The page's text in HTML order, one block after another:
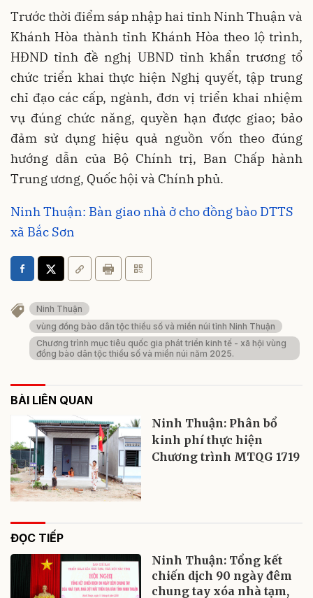
Trước thời điểm sáp nhập hai tỉnh Ninh Thuận và
Khánh Hòa thành tỉnh Khánh Hòa theo lộ trình,
HĐND tỉnh đề nghị UBND tỉnh khẩn trương tổ
chức triển khai thực hiện Nghị quyết, tập trung
chỉ đạo các cấp, ngành, đơn vị triển khai nhiệm
vụ đúng chức năng, quyền hạn được giao; bảo
đảm sử dụng hiệu quả nguồn vốn theo đúng
hướng dẫn của Bộ Chính trị, Ban Chấp hành
Trung ương, Quốc hội và Chính phủ.
Ninh Thuận: Bàn giao nhà ở cho đồng bào DTTS
xã Bắc Sơn
Ninh Thuận
vùng đồng bào dân tộc thiểu số và miền núi tỉnh Ninh Thuận
Chương trình mục tiêu quốc gia phát triển kinh tế - xã hội vùng
đồng bào dân tộc thiểu số và miền núi năm 2025.
BÀI LIÊN QUAN
Ninh Thuận: Phân bổ
kinh phí thực hiện
Chương trình MTQG 1719
ĐỌC TIẾP
Ninh Thuận: Tổng kết
chiến dịch 90 ngày đêm
chung tay xóa nhà tạm,